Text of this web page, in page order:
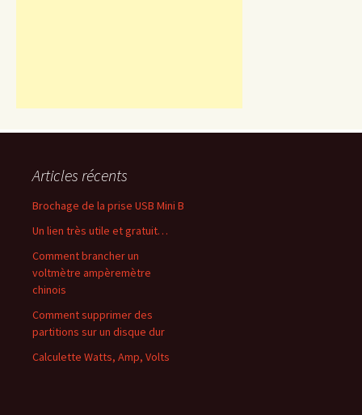
Articles récents
Brochage de la prise USB Mini B
Un lien très utile et gratuit…
Comment brancher un
voltmètre ampèremètre
chinois
Comment supprimer des
partitions sur un disque dur
Calculette Watts, Amp, Volts